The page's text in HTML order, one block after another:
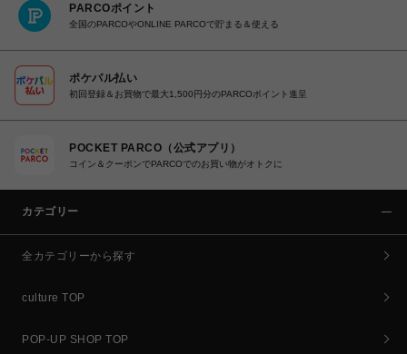
PARCOポイント
全国のPARCOやONLINE PARCOで貯まる＆使える
ポケパル払い
初回登録＆お買物で最大1,500円分のPARCOポイント進呈
POCKET PARCO（公式アプリ）
コイン＆クーポンでPARCOでのお買い物がオトクに
カテゴリー
全カテゴリーから探す
culture TOP
POP-UP SHOP TOP